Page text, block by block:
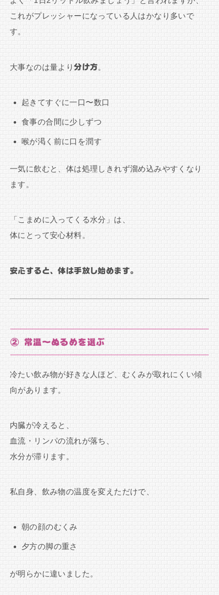
これがプレッシャーになっている人はかなり多いで
す。
大事なのは量より分け方。
起きてすぐに一口〜数口
食事の合間に少しずつ
喉が渇く前に口を潤す
一気に飲むと、体は処理しきれず溜め込みやすくなり
ます。
「こまめに入ってくる水分」は、
体にとって安心材料。
安心すると、体は手放し始めます。
② 常温〜ぬるめを選ぶ
冷たい飲み物が好きな人ほど、むくみが取れにくい傾
向があります。
内臓が冷えると、
血流・リンパの流れが落ち、
水分が滞ります。
私自身、飲み物の温度を変えただけで、
朝の顔のむくみ
夕方の脚の重さ
が明らかに違いました。